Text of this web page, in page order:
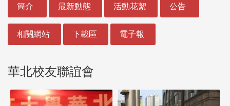
簡介 最新動態 活動花絮 公告
相關網站 下載區 電子報
華北校友聯誼會